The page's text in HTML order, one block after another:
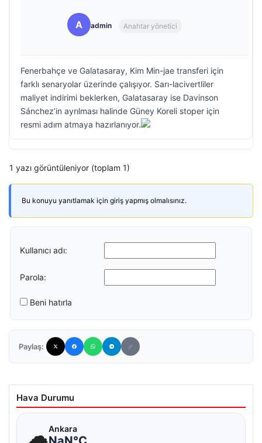
A admin Anahtar yönetici
Fenerbahçe ve Galatasaray, Kim Min-jae transferi için
farklı senaryolar üzerinde çalışıyor. Sarı-lacivertliler
maliyet indirimi beklerken, Galatasaray ise Davinson
Sánchez’in ayrılması halinde Güney Koreli stoper için
resmi adım atmaya hazırlanıyor.
1 yazı görüntüleniyor (toplam 1)
Bu konuyu yanıtlamak için giriş yapmış olmalısınız.
Kullanıcı adı:
Parola:
Beni hatırla
Paylaş:
Hava Durumu
☁Ankara